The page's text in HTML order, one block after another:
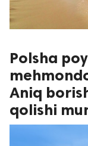
Polsha
Aniq
qolishi